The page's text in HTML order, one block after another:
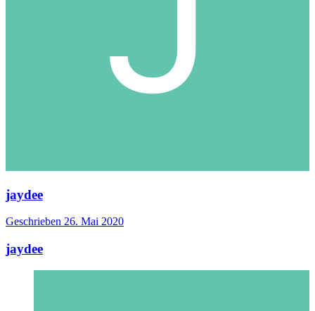
jaydee
Geschrieben 26. Mai 2020
jaydee